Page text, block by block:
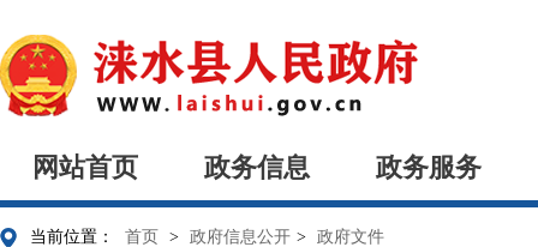
网站首页 政务信息 政务服务
当前位置： 首页 > 政府信息公开 > 政府文件